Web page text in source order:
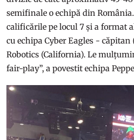
semifinale o echipă din
calificările pe locul 7 și a format
cu echipa Cyber Eagles -
Robotics (California). Le
fair-play”, a povestit echipa